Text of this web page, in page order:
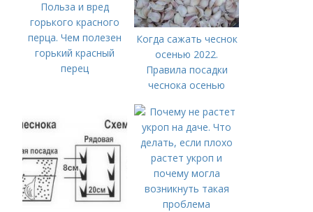
Польза и вред
горького красного
перца. Чем полезен
горький красный
перец
Когда сажать чеснок
осенью 2022.
Правила посадки
чеснока осенью